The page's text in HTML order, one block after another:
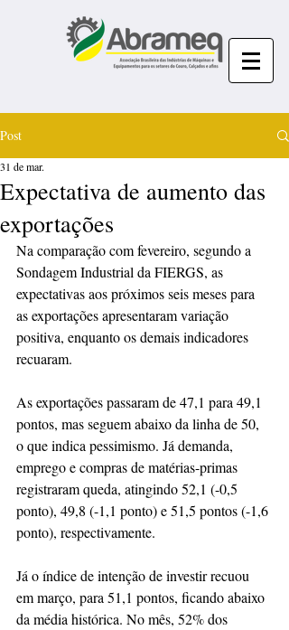
Post
Expectativa de aumento das
exportações
31 de mar.
Na comparação com fevereiro, segundo a
Sondagem Industrial da FIERGS, as
expectativas aos próximos seis meses para
as exportações apresentaram variação
positiva, enquanto os demais indicadores
recuaram.
As exportações passaram de 47,1 para 49,1
pontos, mas seguem abaixo da linha de 50,
o que indica pessimismo. Já demanda,
emprego e compras de matérias-primas
registraram queda, atingindo 52,1 (-0,5
ponto), 49,8 (-1,1 ponto) e 51,5 pontos (-1,6
ponto), respectivamente.
Já o índice de intenção de investir recuou
em março, para 51,1 pontos, ficando abaixo
da média histórica. No mês, 52% dos